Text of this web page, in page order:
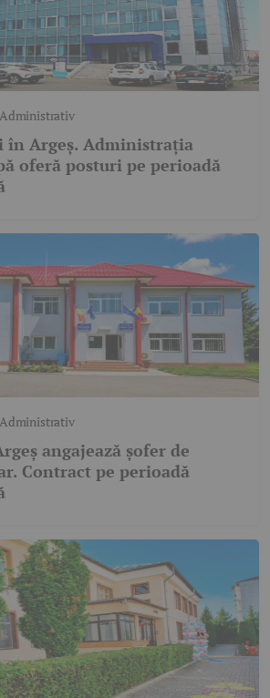
Administrativ
în Argeș. Administrația
oferă posturi pe perioadă
Administrativ
angajează șofer de
Contract pe perioadă